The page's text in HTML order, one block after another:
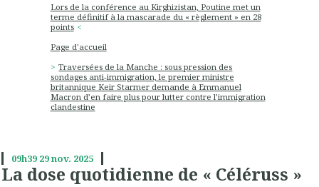
Lors de la conférence au Kirghizistan, Poutine met un
terme définitif à la mascarade du « règlement » en 28
points
Page d'accueil
Traversées de la Manche : sous pression des
sondages anti-immigration, le premier ministre
britannique Keir Starmer demande à Emmanuel
Macron d’en faire plus pour lutter contre l’immigration
clandestine
09h39 29nov. 2025
La dose quotidienne de « Céléruss »